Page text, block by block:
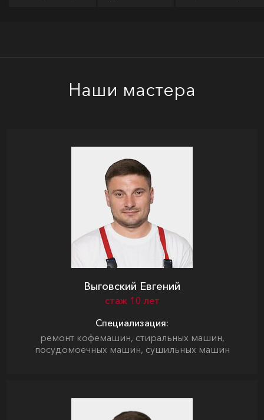
Наши мастера
Выговский Евгений
стаж 10 лет
Специализация:
ремонт кофемашин, стиральных машин,
посудомоечных машин, сушильных машин